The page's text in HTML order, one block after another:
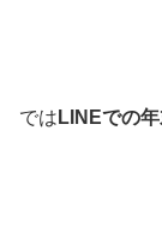
では LINEでの